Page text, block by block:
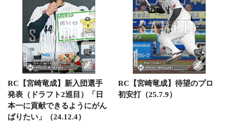
RC【宮崎竜成】新入団選手
発表（ドラフト2巡目）「日
本一に貢献できるようにがん
ばりたい」（24.12.4）
RC【宮崎竜成】待望のプロ
初安打（25.7.9）